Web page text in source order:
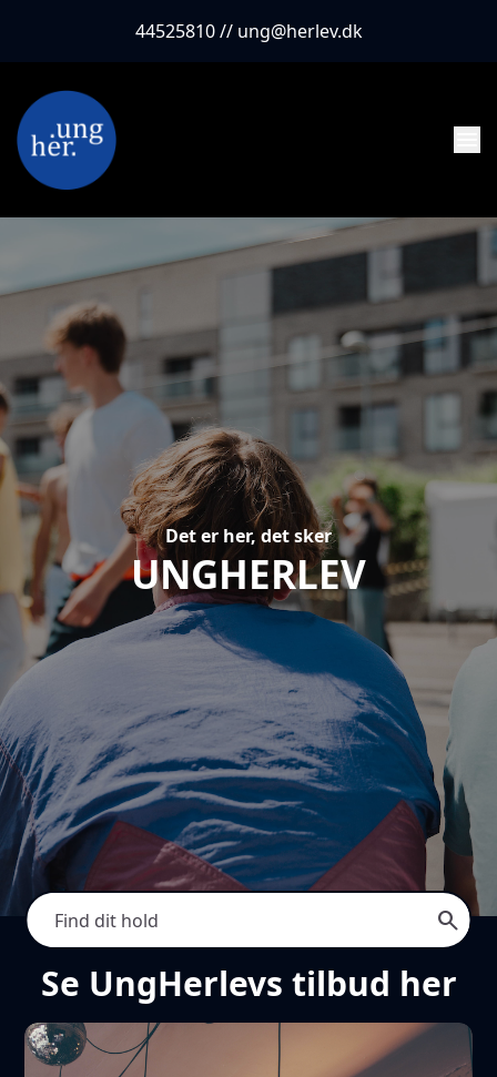
44525810 // ung@herlev.dk
UNGHERLEV
Det er her, det sker
search
Se UngHerlevs tilbud her